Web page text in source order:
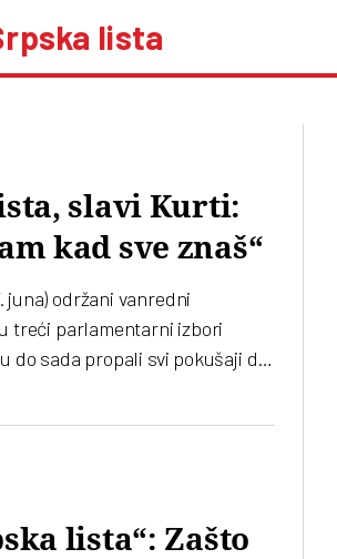
lista
slavi Kurti:
kad sve znaš“
juna) održani vanredni
treći parlamentarni izbori
do sada propali svi pokušaji da
lista“: Zašto